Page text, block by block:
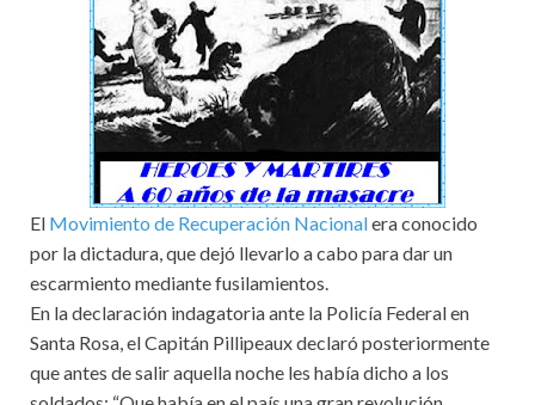
El Movimiento de Recuperación Nacionalera conocido
por la dictadura, que dejó llevarlo a cabo para dar un
escarmiento mediante fusilamientos.
En la declaración indagatoria ante la Policía Federal en
Santa Rosa, el Capitán Pillipeaux declaró posteriormente
que antes de salir aquella noche les había dicho a los